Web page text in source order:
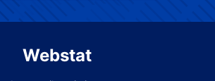
Webstat